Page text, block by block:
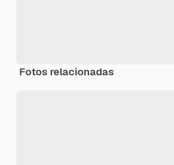
Fotos relacionadas